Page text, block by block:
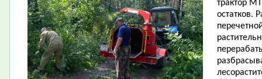
трактор
остатков.